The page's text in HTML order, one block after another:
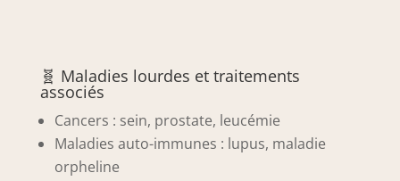
🧬 Maladies lourdes et traitements
associés
Cancers : sein, prostate, leucémie
Maladies auto-immunes : lupus, maladie
orpheline